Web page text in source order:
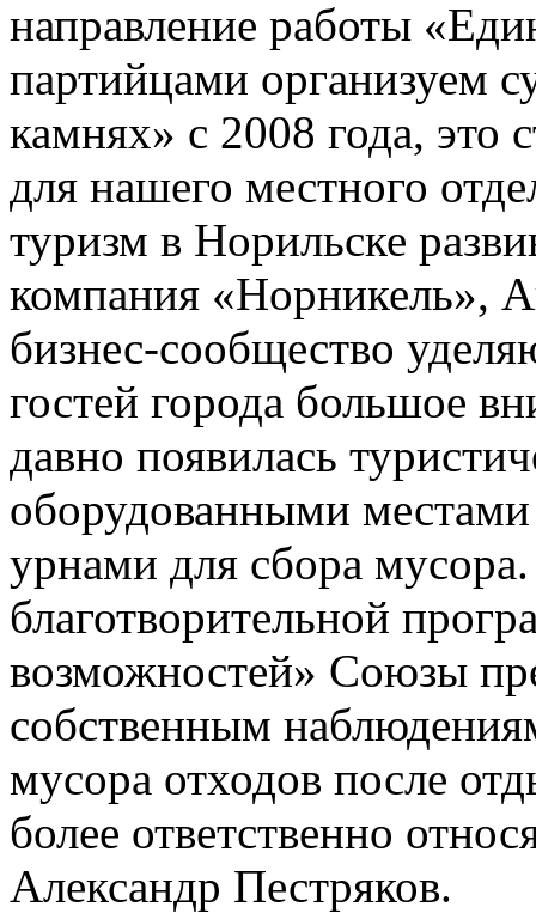
направление работы
партийцами организуем
камнях» с 2008 года, это
для нашего местного
туризм в Норильске
компания «Норникель»,
бизнес-сообщество
гостей города большое
давно появилась
оборудованными
урнами для сбора
благотворительной
возможностей» Союзы
собственным
мусора отходов после
более ответственно
Александр Пестряков.